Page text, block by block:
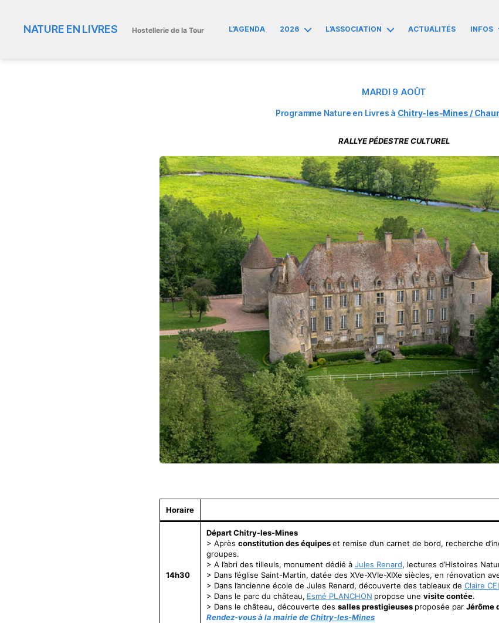
NATURE EN LIVRES Hostellerie de la Tour L’AGENDA 2026 L’ASSOCIATION ACTUALITÉS INFOS
MARDI 9 AOÛT
Programme Nature en Livres à Chitry-les-Mines /
RALLYE PÉDESTRE CULTUREL
Horaire
14h30
Départ Chitry-les-Mines
> Après constitution des équipeset remise d’un carnet de bord, recherche
groupes.
> A l’abri des tilleuls, monument dédié à Jules Renard, lectures d’Histoires
> Dans l’église Saint-Martin, datée des XVe-XVIe-XIXe siècles, en rénovation
> Dans l’ancienne école de Jules Renard, découverte des tableaux de Claire
> Dans le parc du château, Esmé PLANCHON propose une visite contée.
> Dans le château, découverte des salles prestigieuses proposée par Jérôme
Rendez-vous à la mairie deChitry-les-Mines